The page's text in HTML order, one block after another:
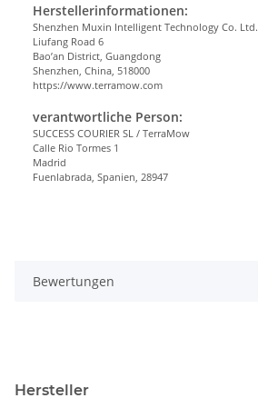
Herstellerinformationen:
Shenzhen Muxin Intelligent Technology Co. Ltd.
Liufang Road 6
Bao’an District, Guangdong
Shenzhen, China, 518000
https://www.terramow.com
verantwortliche Person:
SUCCESS COURIER SL / TerraMow
Calle Rio Tormes 1
Madrid
Fuenlabrada, Spanien, 28947
Bewertungen
Hersteller